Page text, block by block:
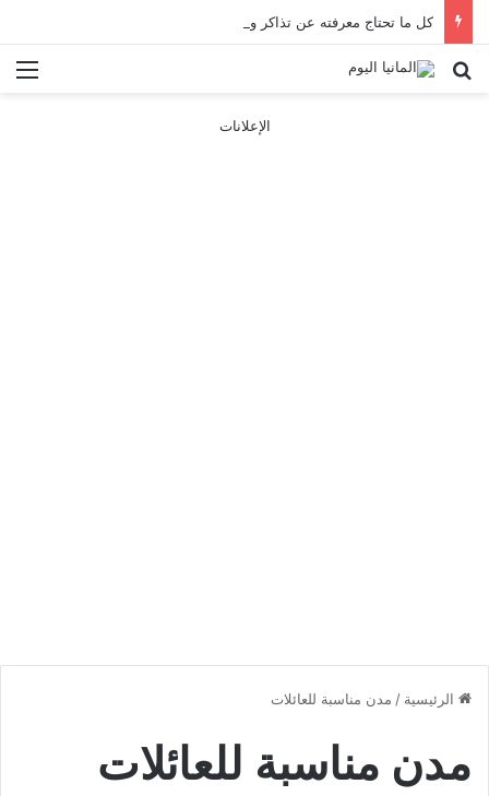
كل ما تحتاج معرفته عن تذاكر ووسائل النقل في باريس 2025
بحث عن
الإعلانات
الرئيسية / مدن مناسبة للعائلات
مدن مناسبة للعائلات